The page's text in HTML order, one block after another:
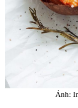
Ảnh: